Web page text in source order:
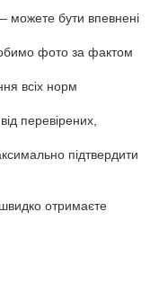
можете бути впевнені
фото за фактом
всіх норм
перевірених,
підтвердити
отримаєте